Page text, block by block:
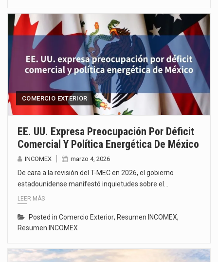
COMERCIO EXTERIOR
EE. UU. Expresa Preocupación Por Déficit
Comercial Y Política Energética De México
INCOMEX marzo 4, 2026
De cara a la revisión del T-MEC en 2026, el gobierno
estadounidense manifestó inquietudes sobre el…
LEER MÁS
Posted in Comercio Exterior, Resumen INCOMEX,
Resumen INCOMEX